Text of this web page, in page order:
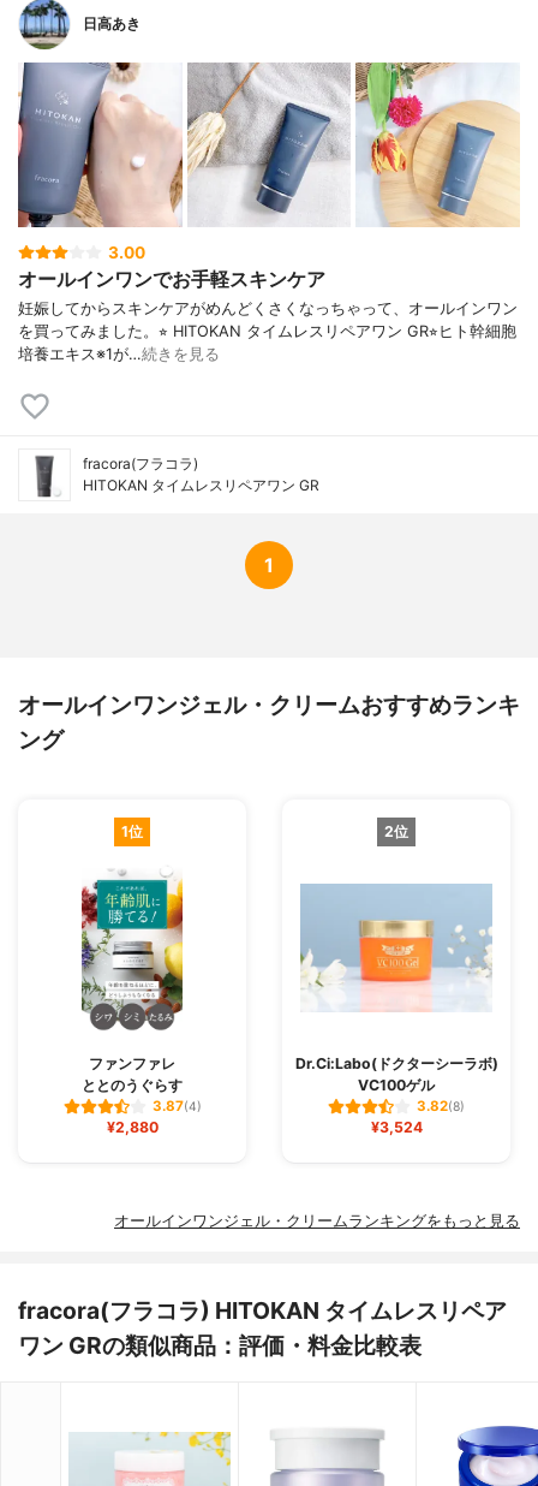
日高あき
3.00
オールインワンでお手軽スキンケア
妊娠してからスキンケアがめんどくさくなっちゃって、オールインワン
を買ってみました。⭐︎ HITOKAN タイムレスリペアワン GR⭐︎ヒト幹細胞
培養エキス※1が…続きを見る
fracora(フラコラ)
HITOKAN タイムレスリペアワン GR
1
オールインワンジェル・クリームおすすめランキ
ング
1位
ファンファレ
ととのうぐらす
3.87(4)
¥2,880
2位
Dr.Ci:Labo(ドクターシーラボ)
VC100ゲル
3.82(8)
¥3,524
オールインワンジェル・クリームランキングをもっと見る
fracora(フラコラ) HITOKAN タイムレスリペア
ワン GRの類似商品：評価・料金比較表